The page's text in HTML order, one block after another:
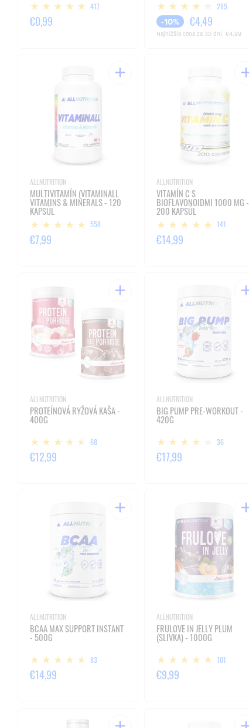
417
€0,99
285
-10% €4,49
Najnižšia cena za 30 dní: €4,99
ALLNUTRITION
MULTIVITAMÍN (VITAMINALL
VITAMINS & MINERALS - 120
KAPSÚL
558
€7,99
ALLNUTRITION
VITAMÍN C S
BIOFLAVONOIDMI 1000 MG -
200 KAPSÚL
141
€14,99
ALLNUTRITION
PROTEÍNOVÁ RYŽOVÁ KAŠA -
400G
68
€12,99
ALLNUTRITION
BIG PUMP PRE-WORKOUT -
420G
36
€17,99
ALLNUTRITION
BCAA MAX SUPPORT INSTANT
- 500G
83
€14,99
ALLNUTRITION
FRULOVE IN JELLY PLUM
(SLIVKA) - 1000G
101
€9,99